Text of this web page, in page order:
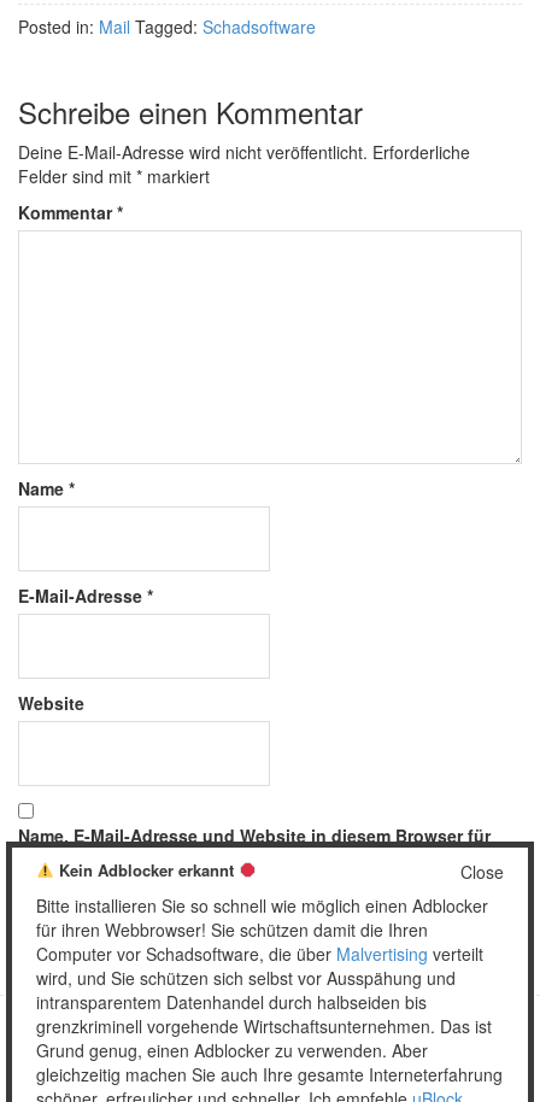
Posted in: Mail Tagged: Schadsoftware
Schreibe einen Kommentar
Deine E-Mail-Adresse wird nicht veröffentlicht. Erforderliche
Felder sind mit * markiert
Kommentar*
Name *
E-Mail-Adresse *
Website
Name, E-Mail-Adresse und Website in diesem Browser für
meinen nächsten Kommentar speichern.
Copyright © 2026 Unser täglich Spam.
MobileWordPress Theme by themehall.com
Close
Kein Adblocker erkannt
Bitte installieren Sie so schnell wie möglich einen Adblocker
für ihren Webbrowser! Sie schützen damit die Ihren
Computer vor Schadsoftware, die über Malvertising verteilt
wird, und Sie schützen sich selbst vor Ausspähung und
intransparentem Datenhandel durch halbseiden bis
grenzkriminell vorgehende Wirtschaftsunternehmen. Das ist
Grund genug, einen Adblocker zu verwenden. Aber
gleichzeitig machen Sie auch Ihre gesamte Interneterfahrung